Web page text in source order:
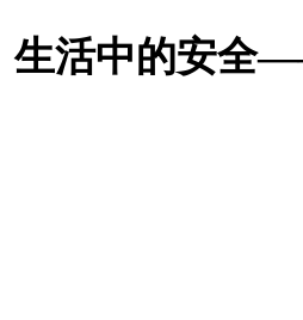
生活中的安全